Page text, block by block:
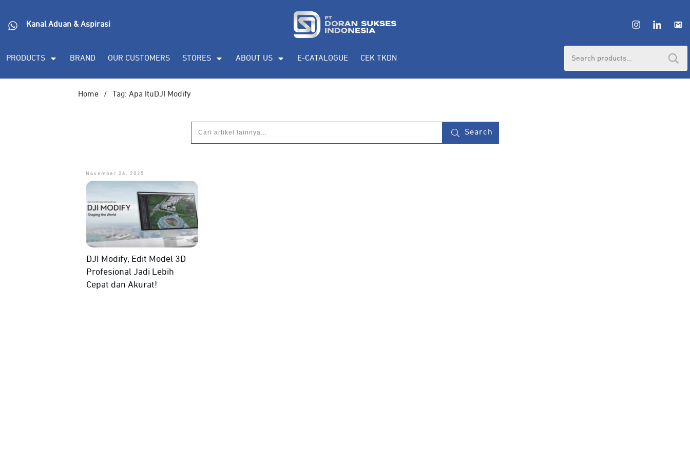
Kanal Aduan & Aspirasi
PRODUCTS BRAND OUR CUSTOMERS STORES ABOUT US E-CATALOGUE CEK TKDN
Home / Tag: Apa ItuDJI Modify
Search
November 26, 2025
DJI Modify, Edit Model 3D
Profesional Jadi Lebih
Cepat dan Akurat!